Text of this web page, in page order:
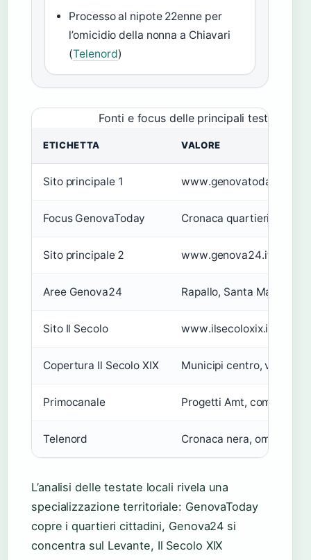
Processo al nipote 22enne per
l’omicidio della nonna a Chiavari
(Telenord)
Fonti e focus delle principali testate
ETICHETTA VALORE
Sito principale 1 www.genovatoday.it
Focus GenovaToday Cronaca quartieri, sport,
Sito principale 2 www.genova24.it
Aree Genova24 Rapallo, Santa
Sito Il Secolo www.ilsecoloxix.it/
Copertura Il Secolo XIX Municipi centro, video,
Primocanale Progetti Amt, comuni al
Telenord Cronaca nera, omicidi,
L’analisi delle testate locali rivela una
specializzazione territoriale: GenovaToday
copre i quartieri cittadini, Genova24 si
concentra sul Levante, Il Secolo XIX